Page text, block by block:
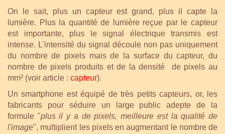
On le sait, plus un capteur est grand, plus il capte la
lumière. Plus la quantité de lumière reçue par le capteur
est importante, plus le signal électrique transmis est
intense. L'intensité du signal découle non pas uniquement
du nombre de pixels mais de la surface du capteur, du
nombre de pixels produits et de la densité de pixels au
mm² (voir article : capteur).
Un smartphone est équipé de très petits capteurs, or, les
fabricants pour séduire un large public adepte de la
formule "plus il y a de pixels, meilleure est la qualité de
l'image", multiplient les pixels en augmentant le nombre de